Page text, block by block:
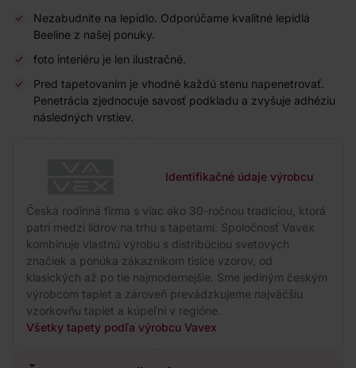
Nezabudnite na lepidlo. Odporúčame kvalitné lepidlá
Beeline z našej ponuky.
foto interiéru je len ilustračné.
Pred tapetovaním je vhodné každú stenu napenetrovať.
Penetrácia zjednocuje savosť podkladu a zvyšuje adhéziu
následných vrstiev.
Identifikačné údaje výrobcu
Česká rodinná firma s viac ako 30-ročnou tradíciou, ktorá
patrí medzi lídrov na trhu s tapetami. Spoločnosť Vavex
kombinuje vlastnú výrobu s distribúciou svetových
značiek a ponúka zákazníkom tisíce vzorov, od
klasických až po tie najmodernejšie. Sme jediným českým
výrobcom tapiet a zároveň prevádzkujeme najväčšiu
vzorkovňu tapiet a kúpeľní v regióne.
Všetky tapety podľa výrobcu Vavex